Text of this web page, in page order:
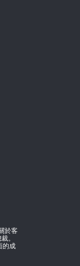
於客
。
的成